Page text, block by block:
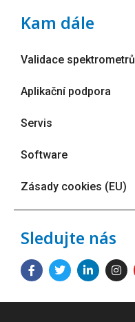
Kam dále
Validace spektrometrů
Aplikační podpora
Servis
Software
Zásady cookies (EU)
Sledujte nás